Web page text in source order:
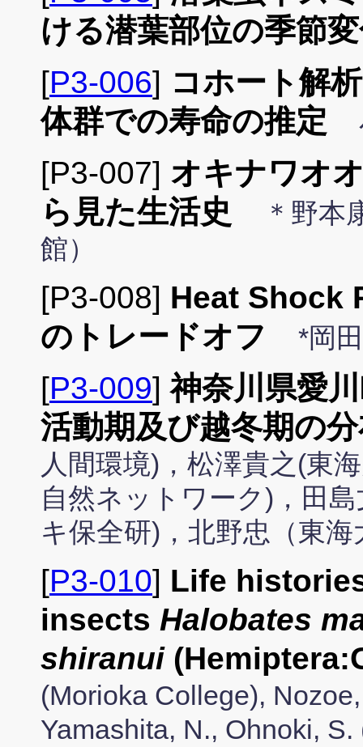
ける潜葉部位の季節
[P3-006] コホート解
体群での寿命の推定
[P3-007] オキナワオ
ら見た生活史
＊野本
館）
[P3-008] Heat Shock
のトレードオフ
*岡
[P3-009]神奈川県愛
活動期及び越冬期の
人間環境)，松澤貴之(東
自然ネットワーク)，田
キ保全研)，北野忠（東海
[P3-010] Life
insects Halobates
shiranui
(Morioka College),
Yamashita, N., Ohnoki,